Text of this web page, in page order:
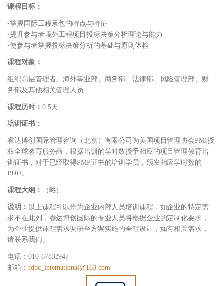
课程目标：
•掌握国际工程承包的特点与特征
•提升参与者境外工程项目投标决策分析理论与能力
•使参与者掌握投标决策分析的基础与原则体检
课程对象：
组织高层管理者、海外事业部、商务部、法律部、风险管理部、财
务部及其他相关管理人员
课程历时： 0.5天
培训证书：
睿达博创国际管理咨询（北京）有限公司为美国项目管理协会PMI授
权全球教育服务商，根据培训的学时数授予相应的项目管理教育培
训证书，对于已经取得PMP证书的培训学员，颁发相应学时数的
PDU。
课程大纲： （略）
说明： 以上课程可以作为企业内部人员培训课程，如企业的特定需
求不在此列，睿达博创国际的专业人员将根据企业的定制化要求，
为企业提供课程需求调研至方案实施的全程设计，如有相关需求，
请联系我们。
电话：010-67832947
邮箱： rdbc_international@163.com